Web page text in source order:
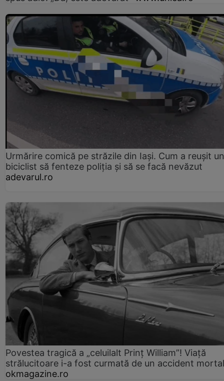
Urmărire comică pe străzile din Iași. Cum a reușit un
biciclist să fenteze poliția și să se facă nevăzut
adevarul.ro
Povestea tragică a „celuilalt Prinț William”! Viață
strălucitoare i-a fost curmată de un accident mortal
okmagazine.ro